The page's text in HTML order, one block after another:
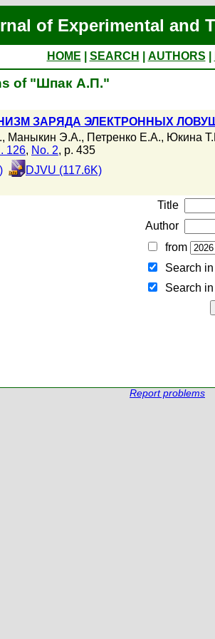
of Experimental and
HOME SEARCH AUTHORS
of "Шпак А.П."
ЗАРЯДА ЭЛЕКТРОННЫХ
, Маныкин Э.А., Петренко Е.А., Юкина
126, No. 2, p. 435
DJVU (117.6K)
Title
Author
from
Search
Search
Report problems